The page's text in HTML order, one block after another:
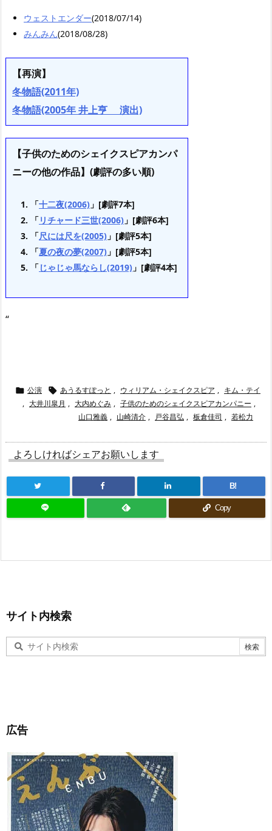
ウェストエンダー(2018/07/14)
みんみん(2018/08/28)
【再演】
冬物語(2011年)
冬物語(2005年 井上亨 演出)
【子供のためのシェイクスピアカンパ
ニーの他の作品】(劇評の多い順)
「十二夜(2006) 」[劇評7本]
「リチャード三世(2006) 」[劇評6本]
「尺には尺を(2005) 」[劇評5本]
「夏の夜の夢(2007) 」[劇評5本]
「じゃじゃ馬ならし(2019) 」[劇評4本]
“
 公演  あうるすぽっと , ウィリアム・シェイクスピア , キム・テイ
, 大井川皐月 , 大内めぐみ , 子供のためのシェイクスピアカンパニー ,
山口雅義 , 山崎清介 , 戸谷昌弘 , 板倉佳司 , 若松力
よろしければシェアお願いします
B!
Copy
サイト内検索
広告